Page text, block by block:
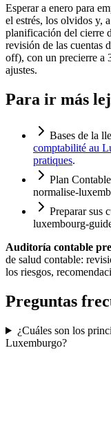
Esperar a enero para
el estrés, los olvidos y,
planificación del cierre
revisión de las cuentas
off), con un precierre a
ajustes.
Para ir más
Bases de la
comptabilité au
pratiques.
Plan
normalise-
Preparar sus
luxembourg-
Auditoría contable
de salud contable:
los riesgos,
Preguntas
¿Cuáles son los
Luxemburgo?